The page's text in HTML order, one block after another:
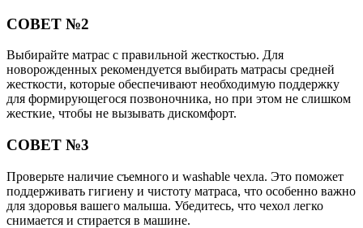
СОВЕТ №2
Выбирайте матрас с правильной жесткостью. Для
новорожденных рекомендуется выбирать матрасы средней
жесткости, которые обеспечивают необходимую поддержку
для формирующегося позвоночника, но при этом не слишком
жесткие, чтобы не вызывать дискомфорт.
СОВЕТ №3
Проверьте наличие съемного и washable чехла. Это поможет
поддерживать гигиену и чистоту матраса, что особенно важно
для здоровья вашего малыша. Убедитесь, что чехол легко
снимается и стирается в машине.